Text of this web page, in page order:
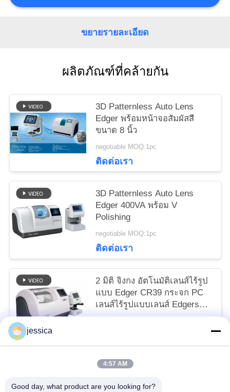
POLICY
ขยายรายละเอียด
ผลิตภัณฑ์ที่คล้ายกัน
3D Patternless Auto Lens
Edger พร้อมหน้าจอสัมผัสสี
ขนาด 8 นิ้ว
negotiable MOQ:1pc
ติดต่อเรา
3D Patternless Auto Lens
Edger 400VA พร้อม V
Polishing
negotiable MOQ:1pc
ติดต่อเรา
2 มิติ จิงกง อัตโนมัติเลนส์ไร้รูป
แบบ Edger CR39 กระจก PC
เลนส์ไร้รูปแบบเลนส์ Edgers
SJG-900AD ทนทานกับสแกน
jessica
4:57 AM
Good day, what product are you looking for?